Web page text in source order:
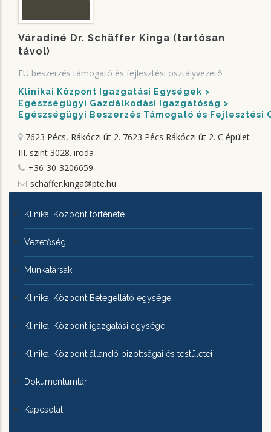
Váradiné Dr. Schäffer Kinga (tartósan
távol)
EÜ beszerzés támogató és fejlesztési osztályvezető
Klinikai Központ Igazgatási Egységek
Egészségügyi Gazdálkodási Igazgatóság
Egészségügyi Beszerzés Támogató és Fejlesztési
7623 Pécs, Rákóczi út 2. 7623 Pécs Rákóczi út 2. C épület
III. szint 3028. iroda
+36-30-3206659
schaffer.kinga@pte.hu
KLINIKAI
KÖZPONTRÓL
Klinikai Központ története
Vezetőség
Munkatársak
Klinikai Központ Betegellátó egységei
Klinikai Központ igazgatási egységei
Klinikai Központ állandó bizottságai és testületei
Dokumentumtár
Kapcsolat